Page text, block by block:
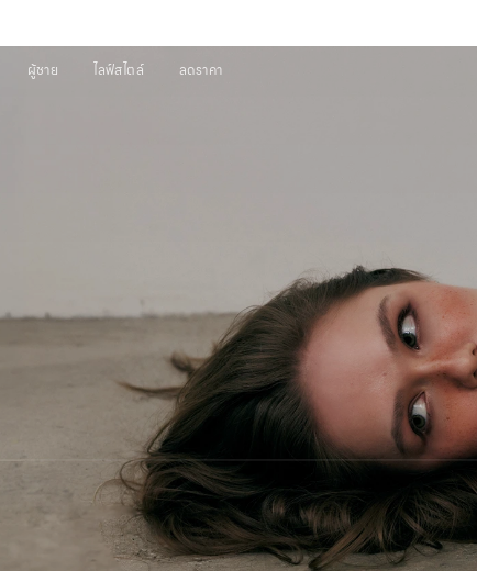
ผู้ชาย ไลฟ์สไตล์ ลดราคา